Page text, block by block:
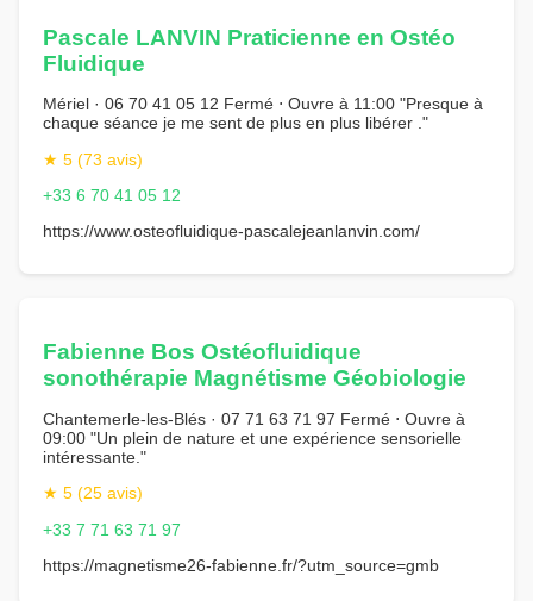
Pascale LANVIN Praticienne en Ostéo
Fluidique
Mériel · 06 70 41 05 12 Fermé ⋅ Ouvre à 11:00 "Presque à
chaque séance je me sent de plus en plus libérer ."
★ 5 (73 avis)
+33 6 70 41 05 12
https://www.osteofluidique-pascalejeanlanvin.com/
Fabienne Bos Ostéofluidique
sonothérapie Magnétisme Géobiologie
Chantemerle-les-Blés · 07 71 63 71 97 Fermé ⋅ Ouvre à
09:00 "Un plein de nature et une expérience sensorielle
intéressante."
★ 5 (25 avis)
+33 7 71 63 71 97
https://magnetisme26-fabienne.fr/?utm_source=gmb